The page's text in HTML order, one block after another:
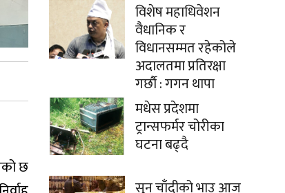
छ
विशेष महाधिवेशन
वैधानिक र
विधानसम्मत रहेकोले
अदालतमा प्रतिरक्षा
गर्छौ : गगन थापा
मधेस प्रदेशमा
ट्रान्सफर्मर चोरीका
घटना बढ्दै
सुन चाँदीको भाउ आज